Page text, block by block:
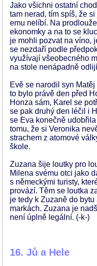
Jako všichni ostatní
tam nerad, tím spíš, že
emu nelíbí. Na
ekonomky a na to se
je mohli pozvat na víno,
se nezdaří podle
využívají všeobecného
na stole nenápadně
Evě se narodil syn
to bylo právě den před
Honza sám, Karel se
se pak druhý den léčil i
se Eva konečně
tomu, že si Veronika
strachem z atomové
škole.
Zuzana šije loutky pro
Milena svému otci jako
s německými turisty,
provází. Těm se loutka
je tedy k Zuzaně do
markách. Zuzana je
není úplně legální. (-k-)
16. Jů a Hele